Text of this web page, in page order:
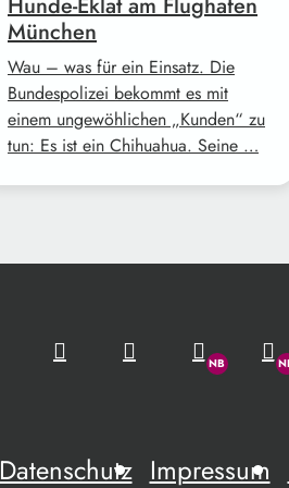
München
Wau – was für ein Einsatz. Die
Bundespolizei bekommt es mit
einem ungewöhlichen „Kunden“ zu
tun: Es ist ein Chihuahua. Seine …
Datenschutz Impressum